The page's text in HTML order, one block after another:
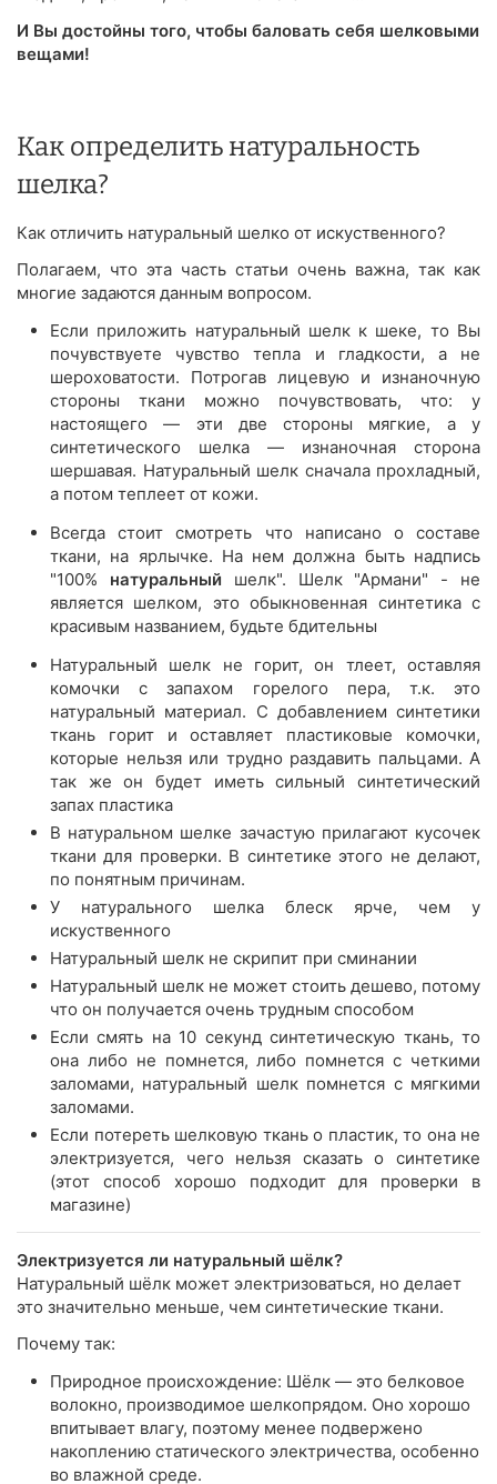
И Вы достойны того, чтобы баловать себя шелковыми
вещами!
Как определить натуральность
шелка?
Как отличить натуральный шелко от искуственного?
Полагаем, что эта часть статьи очень важна, так как
многие задаются данным вопросом.
Если приложить натуральный шелк к шеке, то Вы
почувствуете чувство тепла и гладкости, а не
шероховатости. Потрогав лицевую и изнаночную
стороны ткани можно почувствовать, что: у
настоящего — эти две стороны мягкие, а у
синтетического шелка — изнаночная сторона
шершавая. Натуральный шелк сначала прохладный,
а потом теплеет от кожи.
Всегда стоит смотреть что написано о составе
ткани, на ярлычке. На нем должна быть надпись
"100% натуральный шелк". Шелк "Армани" - не
является шелком, это обыкновенная синтетика с
красивым названием, будьте бдительны
Натуральный шелк не горит, он тлеет, оставляя
комочки с запахом горелого пера, т.к. это
натуральный материал. С добавлением синтетики
ткань горит и оставляет пластиковые комочки,
которые нельзя или трудно раздавить пальцами. А
так же он будет иметь сильный синтетический
запах пластика
В натуральном шелке зачастую прилагают кусочек
ткани для проверки. В синтетике этого не делают,
по понятным причинам.
У натурального шелка блеск ярче, чем у
искуственного
Натуральный шелк не скрипит при сминании
Натуральный шелк не может стоить дешево, потому
что он получается очень трудным способом
Если смять на 10 секунд синтетическую ткань, то
она либо не помнется, либо помнется с четкими
заломами, натуральный шелк помнется с мягкими
заломами.
Если потереть шелковую ткань о пластик, то она не
электризуется, чего нельзя сказать о синтетике
(этот способ хорошо подходит для проверки в
магазине)
Электризуется ли натуральный шёлк?
Натуральный шёлк может электризоваться, но делает
это значительно меньше, чем синтетические ткани.
Почему так:
Природное происхождение: Шёлк — это белковое
волокно, производимое шелкопрядом. Оно хорошо
впитывает влагу, поэтому менее подвержено
накоплению статического электричества, особенно
во влажной среде.